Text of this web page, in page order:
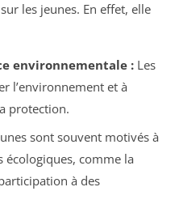
les jeunes. En effet, elle
environnementale :Les
l’environnement et à
protection.
sont souvent motivés à
écologiques, comme la
à des